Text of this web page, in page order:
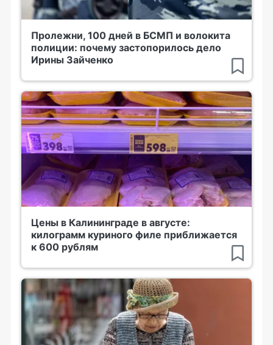
Пролежни, 100 дней в БСМП и волокита
полиции: почему застопорилось дело
Ирины Зайченко
Цены в Калининграде в августе:
килограмм куриного филе приближается
к 600 рублям